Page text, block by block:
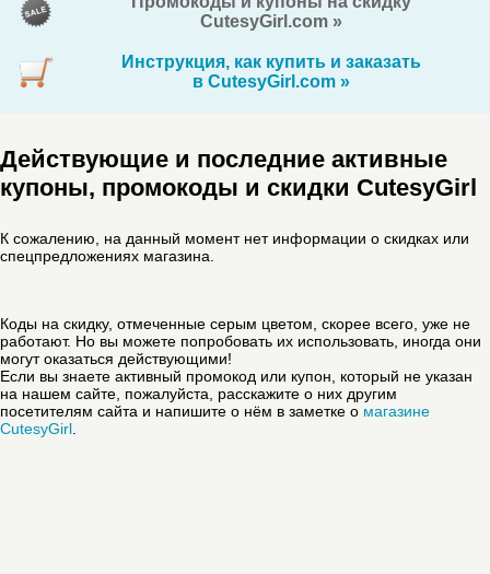
CutesyGirl.com »
Инструкция, как купить и заказать
в CutesyGirl.com »
Действующие и последние активные
купоны, промокоды и скидки CutesyGirl
К сожалению, на данный момент нет информации о скидках или
спецпредложениях магазина.
Коды на скидку, отмеченные серым цветом, скорее всего, уже не
работают. Но вы можете попробовать их использовать, иногда они
могут оказаться действующими!
Если вы знаете активный промокод или купон, который не указан
на нашем сайте, пожалуйста, расскажите о них другим
посетителям сайта и напишите о нём в заметке о магазине
CutesyGirl